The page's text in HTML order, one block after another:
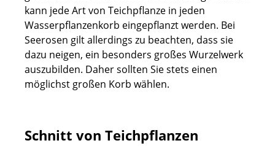
kann jede Art von Teichpflanze in jeden
Wasserpflanzenkorb eingepflanzt werden. Bei
Seerosen gilt allerdings zu beachten, dass sie
dazu neigen, ein besonders großes Wurzelwerk
auszubilden. Daher sollten Sie stets einen
möglichst großen Korb wählen.
Schnitt von Teichpflanzen